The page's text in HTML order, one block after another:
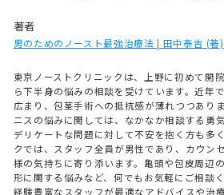
著者
男のためのノースト最強治療法 | 田中泰吉 (著)
東京ノーストクリニックは、上野に初めて開
ら下半身の悩みの相談を受けています。近年
広まり、包茎手術への抵抗感が薄れつつあり
ニスの悩みに関しては、なかなか相談する勇
デリケートな問題に対して不安を抱く方も多
クでは、スタッフ全員が男性であり、カウン
様の気持ちに寄り添います。亀頭や包皮周辺
形に関する悩みなど、何でもお気軽にご相談く
経験豊富なスタッフが最適なアドバイスや治